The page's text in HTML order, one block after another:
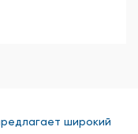
широкий